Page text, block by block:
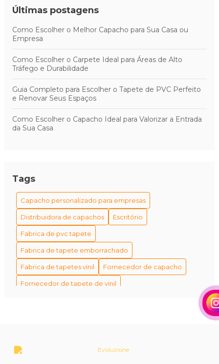
Últimas postagens
Como Escolher o Melhor Capacho para Sua Casa ou
Empresa
Como Escolher o Carpete Ideal para Áreas de Alto
Tráfego e Durabilidade
Guia Completo para Escolher o Tapete de PVC Perfeito
e Renovar Seus Espaços
Como Escolher o Capacho Ideal para Valorizar a Entrada
da Sua Casa
Tags
Capacho personalizado para empresas
Distribuidora de capachos Escritório
Fabrica de pvc tapete
Fabrica de tapete emborrachado
Fabrica de tapetes vinil Fornecedor de capacho
Fornecedor de tapete de vinil
Fábrica de tapetes e capachos personalizados